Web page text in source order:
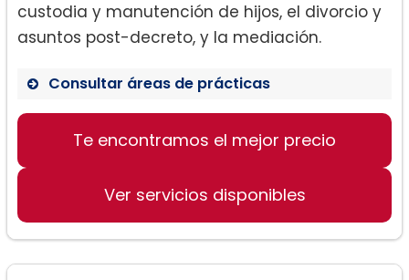
custodia y manutención de hijos, el divorcio y
asuntos post-decreto, y la mediación.
Consultar áreas de prácticas
Adopción
Custodia y Manutención de Hijos
Divorcio y Asuntos Post-Decreto
Te encontramos el mejor precio
Ver servicios disponibles